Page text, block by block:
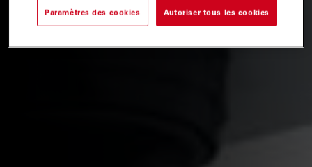
Paramètres des cookies Autoriser tous les cookies